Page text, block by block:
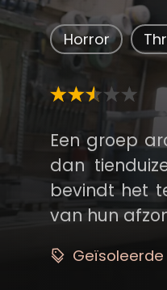
Horror
Een groep
dan
bevindt het
van hun